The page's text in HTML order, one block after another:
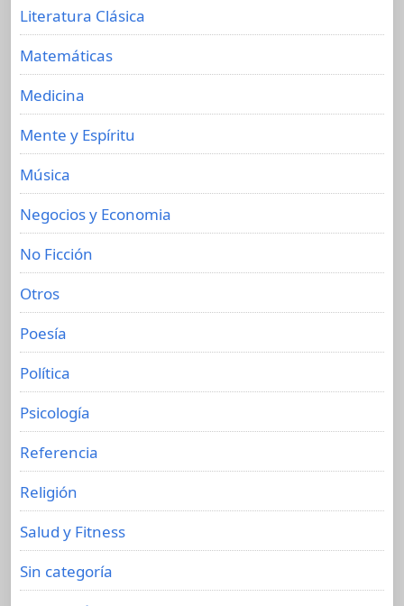
Literatura Clásica
Matemáticas
Medicina
Mente y Espíritu
Música
Negocios y Economia
No Ficción
Otros
Poesía
Política
Psicología
Referencia
Religión
Salud y Fitness
Sin categoría